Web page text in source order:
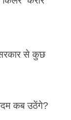
से कुछ
कब उठेंगे?